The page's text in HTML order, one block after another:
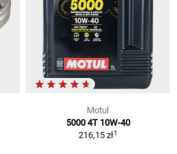
Motul
5000 4T 10W-40
216,15 zł1